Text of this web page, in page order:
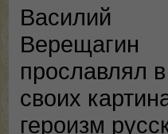
Василий
Верещагин
прославлял в
своих
героизм